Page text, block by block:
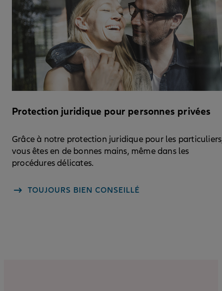
Protection juridique pour personnes privées
Grâce à notre protection juridique pour les
vous êtes en de bonnes mains, même dans les
procédures délicates.
TOUJOURS BIEN CONSEILLÉ